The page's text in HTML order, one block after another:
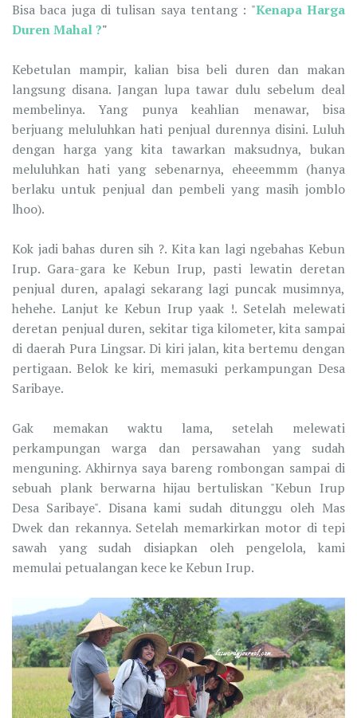
Bisa baca juga di tulisan saya tentang : "Kenapa Harga
Duren Mahal ?"
Kebetulan mampir, kalian bisa beli duren dan makan
langsung disana. Jangan lupa tawar dulu sebelum deal
membelinya. Yang punya keahlian menawar, bisa
berjuang meluluhkan hati penjual durennya disini. Luluh
dengan harga yang kita tawarkan maksudnya, bukan
meluluhkan hati yang sebenarnya, eheeemmm (hanya
berlaku untuk penjual dan pembeli yang masih jomblo
lhoo).
Kok jadi bahas duren sih ?. Kita kan lagi ngebahas Kebun
Irup. Gara-gara ke Kebun Irup, pasti lewatin deretan
penjual duren, apalagi sekarang lagi puncak musimnya,
hehehe. Lanjut ke Kebun Irup yaak !. Setelah melewati
deretan penjual duren, sekitar tiga kilometer, kita sampai
di daerah Pura Lingsar. Di kiri jalan, kita bertemu dengan
pertigaan. Belok ke kiri, memasuki perkampungan Desa
Saribaye.
Gak memakan waktu lama, setelah melewati
perkampungan warga dan persawahan yang sudah
menguning. Akhirnya saya bareng rombongan sampai di
sebuah plank berwarna hijau bertuliskan "Kebun Irup
Desa Saribaye". Disana kami sudah ditunggu oleh Mas
Dwek dan rekannya. Setelah memarkirkan motor di tepi
sawah yang sudah disiapkan oleh pengelola, kami
memulai petualangan kece ke Kebun Irup.